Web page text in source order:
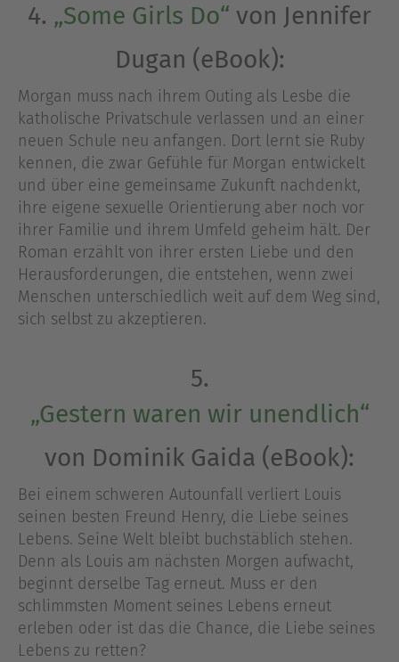
4. „Some Girls Do“ von Jennifer
Dugan (eBook):
Morgan muss nach ihrem Outing als Lesbe die
katholische Privatschule verlassen und an einer
neuen Schule neu anfangen. Dort lernt sie Ruby
kennen, die zwar Gefühle für Morgan entwickelt
und über eine gemeinsame Zukunft nachdenkt,
ihre eigene sexuelle Orientierung aber noch vor
ihrer Familie und ihrem Umfeld geheim hält. Der
Roman erzählt von ihrer ersten Liebe und den
Herausforderungen, die entstehen, wenn zwei
Menschen unterschiedlich weit auf dem Weg sind,
sich selbst zu akzeptieren.
5.
„Gestern waren wir unendlich“
von Dominik Gaida (eBook):
Bei einem schweren Autounfall verliert Louis
seinen besten Freund Henry, die Liebe seines
Lebens. Seine Welt bleibt buchstäblich stehen.
Denn als Louis am nächsten Morgen aufwacht,
beginnt derselbe Tag erneut. Muss er den
schlimmsten Moment seines Lebens erneut
erleben oder ist das die Chance, die Liebe seines
Lebens zu retten?